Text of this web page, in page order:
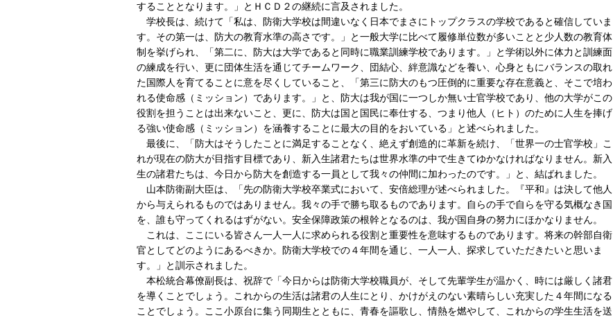
することとなります。」とＨＣＤ２の継続に言及されました。
学校長は、続けて「私は、防衛大学校は間違いなく日本でまさにトップクラスの学校であると確信していま
す。その第一は、防大の教育水準の高さです。」と一般大学に比べて履修単位数が多いことと少人数の教育体
制を挙げられ、「第二に、防大は大学であると同時に職業訓練学校であります。」と学術以外に体力と訓練面
の練成を行い、更に団体生活を通じてチームワーク、団結心、絆意識などを養い、心身ともにバランスの取れ
た国際人を育てることに意を尽くしていること、「第三に防大のもつ圧倒的に重要な存在意義と、そこで培わ
れる使命感（ミッション）であります。」と、防大は我が国に一つしか無い士官学校であり、他の大学がこの
役割を担うことは出来ないこと、更に、防大は国と国民に奉仕する、つまり他人（ヒト）のために人生を捧げ
る強い使命感（ミッション）を涵養することに最大の目的をおいている」と述べられました。
最後に、「防大はそうしたことに満足することなく、絶えず創造的に革新を続け、「世界一の士官学校」こ
れが現在の防大が目指す目標であり、新入生諸君たちは世界水準の中で生きてゆかなければなりません。新入
生の諸君たちは、今日から防大を創造する一員として我々の仲間に加わったのです。」と、結ばれました。
山本防衛副大臣は、「先の防衛大学校卒業式において、安倍総理が述べられました。『平和』は決して他人
から与えられるものではありません。我々の手で勝ち取るものであります。自らの手で自らを守る気概なき国
を、誰も守ってくれるはずがない。安全保障政策の根幹となるのは、我が国自身の努力にほかなりません。
これは、ここにいる皆さん一人一人に求められる役割と重要性を意味するものであります。将来の幹部自衛
官としてどのようにあるべきか。防衛大学校での４年間を通じ、一人一人、探求していただきたいと思いま
す。」と訓示されました。
本松統合幕僚副長は、祝辞で「今日からは防衛大学校職員が、そして先輩学生が温かく、時には厳しく諸君
を導くことでしょう。これからの生活は諸君の人生にとり、かけがえのない素晴らしい充実した４年間になる
ことでしょう。ここ小原台に集う同期生とともに、青春を謳歌し、情熱を燃やして、これからの学生生活を送